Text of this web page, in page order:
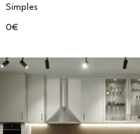
Simples
0€